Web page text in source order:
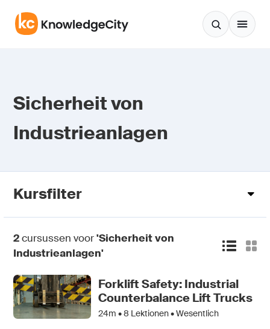
Sicherheit von
Industrieanlagen
Kursfilter
2cursussen voor'Sicherheit von
Industrieanlagen'
Forklift Safety: Industrial
Counterbalance Lift Trucks
24m •8 Lektionen • Wesentlich